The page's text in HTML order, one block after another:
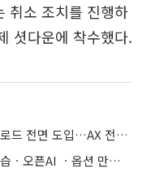
취소 조치를 진행하
셧다운에 착수했다.
삼성전자, 챗GPTㆍ제미나이ㆍ클로드 전면 도입…AX 전환 본격화
코스피 하락 출발 전망⋯“이란 공습ㆍ오픈AI ㆍ옵션 만기일 불확실성↑”